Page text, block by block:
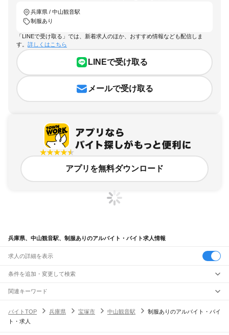
兵庫県 / 中山観音駅
制服あり
「LINEで受け取る」では、新着求人のほか、おすすめ情報なども配信しま
す。 詳しくはこちら
LINEで受け取る
メールで受け取る
アプリを無料ダウンロード
兵庫県、中山観音駅、制服ありのアルバイト・バイト求人情報
求人の詳細を表示
条件を追加・変更して検索
市区町村を追加・変更
兵庫県すべて
神戸市
駅を追加・変更
職種を追加・変更
関連キーワード
バイトTOP
兵庫県 宝塚市 中山観音駅
制服ありのアルバイト・バイ
ト・求人